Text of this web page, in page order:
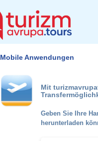
Mobile Anwendungen
Mit
Geben Sie Ihre
herunterladen